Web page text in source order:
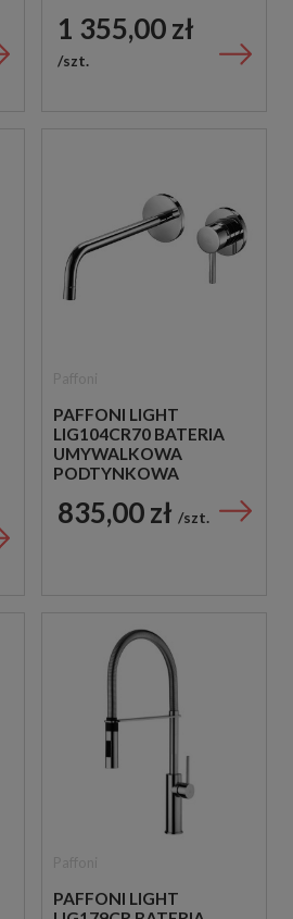
1 355,00 zł
szt.
PAFFONI LIGHT
LIG104CR70 BATERIA
UMYWALKOWA
PODTYNKOWA
CHROM
835,00 zł szt.
PAFFONI LIGHT